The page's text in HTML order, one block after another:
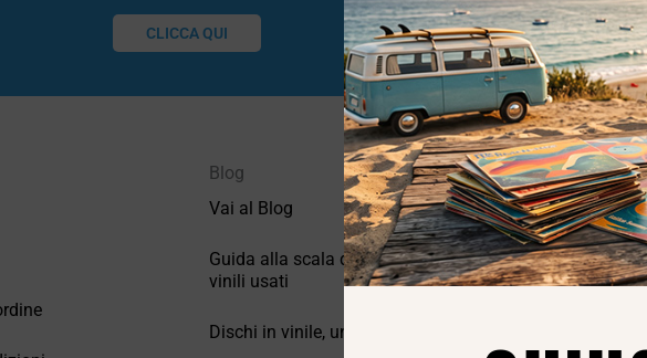
CLICCA QUI
Blog
Vai al Blog
Guida alla scala di valutazione dei
vinili usati
Dischi in vinile, un po’ di storia.
Privacy
Privacy Policy
Cookie Policy